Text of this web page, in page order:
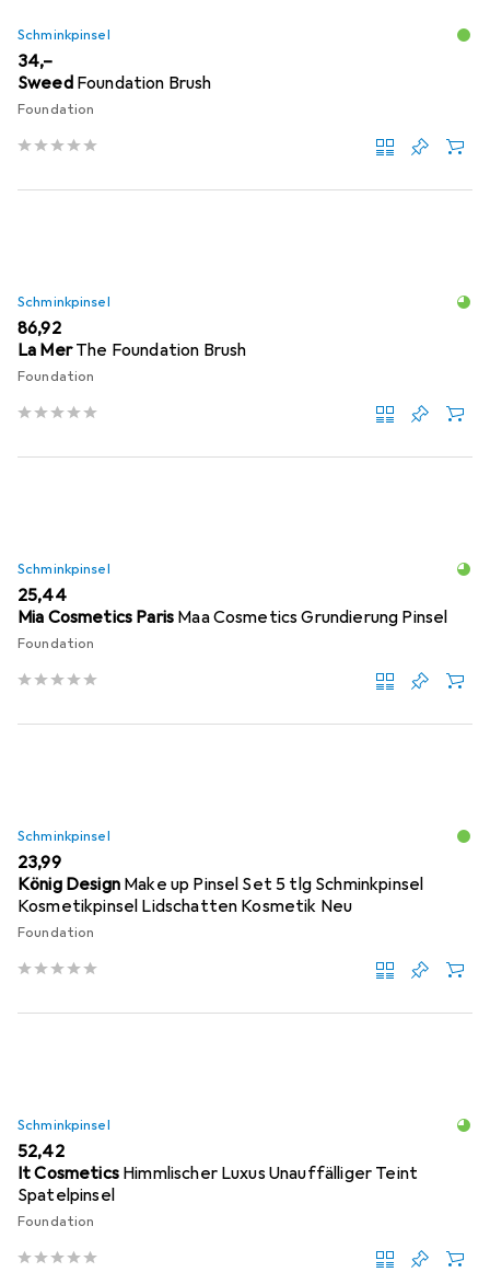
Schminkpinsel
EUR
34,–
Sweed Foundation Brush
Foundation
Schminkpinsel
EUR
86,92
La Mer The Foundation Brush
Foundation
Schminkpinsel
EUR
25,44
Mia Cosmetics Paris Maa Cosmetics Grundierung Pinsel
Foundation
Schminkpinsel
EUR
23,99
König Design Make up Pinsel Set 5 tlg Schminkpinsel
Kosmetikpinsel Lidschatten Kosmetik Neu
Foundation
Schminkpinsel
EUR
52,42
It Cosmetics Himmlischer Luxus Unauffälliger Teint
Spatelpinsel
Foundation